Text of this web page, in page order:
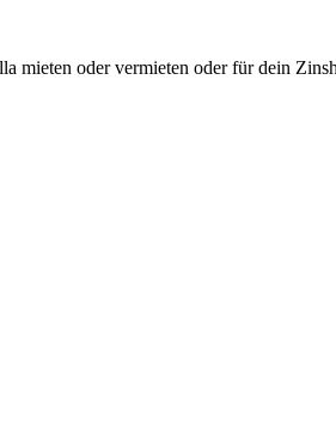
mieten oder vermieten oder für dein